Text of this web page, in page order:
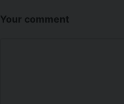
Your comment